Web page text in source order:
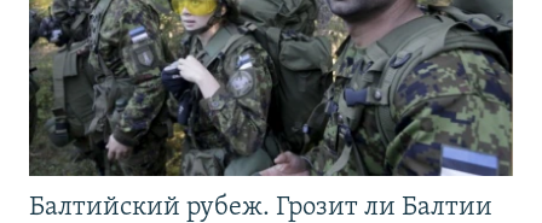
Балтийский рубеж. Грозит ли Балтии